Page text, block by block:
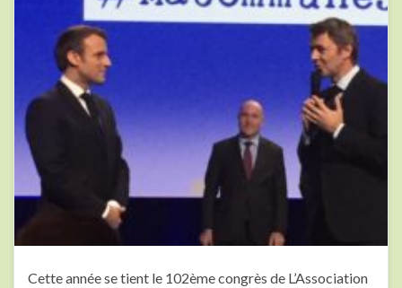
Cette année se tient le 102ème congrès de L’Association